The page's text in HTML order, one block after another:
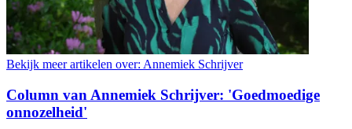
Bekijk meer artikelen over: Annemiek Schrijver
Column van Annemiek Schrijver: 'Goedmoedige
onnozelheid'